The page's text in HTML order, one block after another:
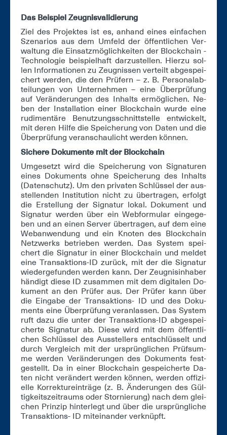
Das Bei­spiel Zeug­nis­va­li­die­rung
Ziel des Pro­jek­tes ist es, an­hand ei­nes ein­fa­chen
Sze­na­ri­os aus dem Um­feld der öf­fent­li­chen Ver­
wal­tung die Ein­satz­mög­lich­kei­ten der Block­chain -
Tech­no­lo­gie bei­spiel­haft dar­zu­stel­len. Hier­zu sol­
len In­for­ma­tio­nen zu Zeug­nis­sen ver­teilt ab­ge­spei­
chert wer­den, die den Prü­fern – z. B. Per­so­nal­ab­
tei­lun­gen von Un­ter­neh­men – ei­ne Über­prü­fung
auf Ver­än­de­run­gen des In­halts er­mög­li­chen. Ne­
ben der In­stal­la­ti­on ei­ner Block­chain wur­de ei­ne
ru­di­men­tä­re Be­nut­zungs­schnitt­stel­le ent­wi­ckelt,
mit de­ren Hil­fe die Spei­che­rung von Da­ten und die
Über­prü­fung ver­an­schau­licht wer­den kön­nen.
Si­che­re Do­ku­men­te mit der Block­chain
Um­ge­setzt wird die Spei­che­rung von Si­gna­tu­ren
ei­nes Do­ku­ments oh­ne Spei­che­rung des In­halts
(Da­ten­schutz). Um den pri­va­ten Schlüs­sel der aus­
stel­len­den In­sti­tu­ti­on nicht zu über­tra­gen, er­folgt
die Er­stel­lung der Si­gna­tur lo­kal. Do­ku­ment und
Si­gna­tur wer­den über ein Web­for­mu­lar ein­ge­ge­
ben und an ei­nen Ser­ver über­tra­gen, auf dem ei­ne
Web­an­wen­dung und ein Kno­ten des Block­chain
Netz­werks be­trie­ben wer­den. Das Sys­tem spei­
chert die Si­gna­tur in ei­ner Block­chain und mel­det
ei­ne Trans­ak­ti­ons-ID zu­rück, mit der die Si­gna­tur
wie­der­ge­fun­den wer­den kann. Der Zeug­nis­in­ha­ber
hän­digt die­se ID zu­sam­men mit dem di­gi­ta­len Do­
ku­ment an den Prü­fer aus. Der Prü­fer kann über
die Ein­ga­be der Trans­ak­ti­ons- ID und des Do­ku­
ments ei­ne Über­prü­fung ver­an­las­sen. Das Sys­tem
ruft da­zu die un­ter der Trans­ak­ti­ons-ID ab­ge­spei­
cher­te Si­gna­tur ab. Die­se wird mit dem öf­fent­li­
chen Schlüs­sel des Aus­stel­lers ent­schlüs­selt und
durch Ver­gleich mit der ur­sprüng­li­chen Prüf­sum­
me wer­den Ver­än­de­run­gen des Do­ku­ments fest­
ge­stellt. Da in ei­ner Block­chain ge­spei­cher­te Da­
ten nicht ver­än­dert wer­den kön­nen, wer­den of­fi­zi­
el­le Kor­rek­tur­ein­trä­ge (z. B. Än­de­run­gen des Gül­
tig­keits­zeit­raums oder Stor­nie­rung) nach dem glei­
chen Prin­zip hin­ter­legt und über die ur­sprüng­li­che
Trans­ak­ti­ons- ID mit­ein­an­der ver­knüpft.